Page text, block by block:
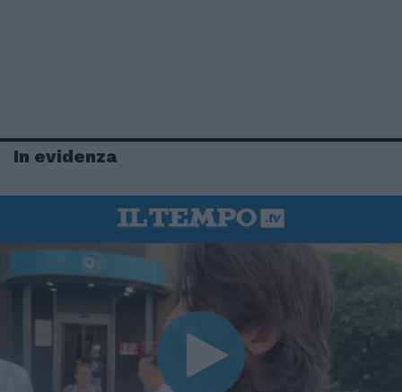
In evidenza